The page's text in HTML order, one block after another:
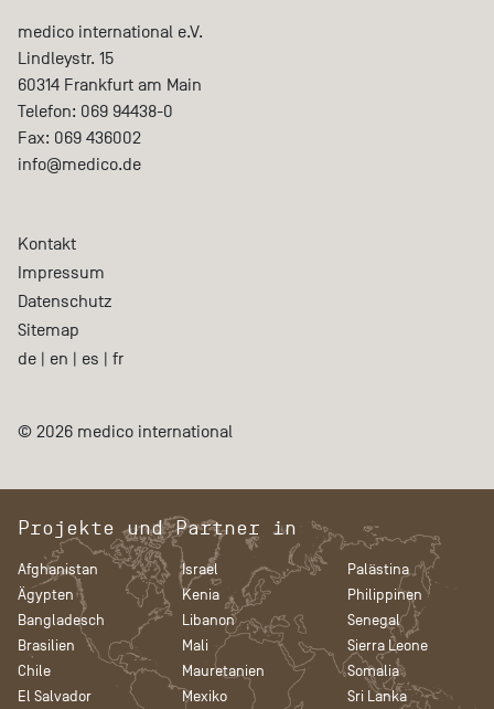
medico international e.V.
Lindleystr. 15
60314 Frankfurt am Main
Telefon: 069 94438-0
Fax: 069 436002
info@medico.de
Kontakt
Impressum
Datenschutz
Sitemap
de | en | es | fr
© 2026 medico international
Projekte und Partner in
Afghanistan
Ägypten
Bangladesch
Brasilien
Chile
El Salvador
Israel
Kenia
Libanon
Mali
Mauretanien
Mexiko
Palästina
Philippinen
Senegal
Sierra Leone
Somalia
Sri Lanka